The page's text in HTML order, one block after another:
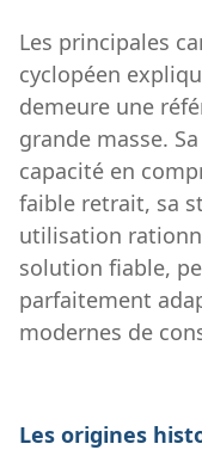
Les principales
cyclopéen
demeure une
grande masse.
capacité en
faible retrait, sa
utilisation
solution fiable,
parfaitement
modernes de
Les origines